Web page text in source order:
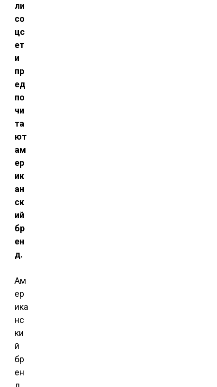
ли
со
цс
ет
и
пр
ед
по
чи
та
ют
ам
ер
ик
ан
ск
ий
бр
ен
д.
Ам
ер
ика
нс
ки
й
бр
ен